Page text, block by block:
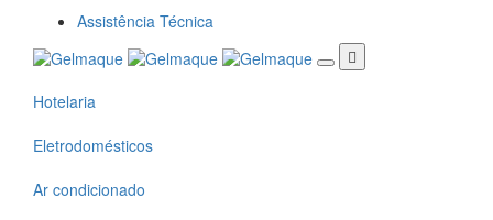
Passar para o conteúdo principal
Assistência Técnica
Hotelaria
Eletrodomésticos
Ar condicionado